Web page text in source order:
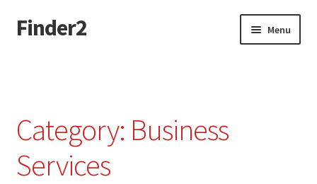
Skip
to
Skip
to
Finder2 Menu
Category: Business
Services